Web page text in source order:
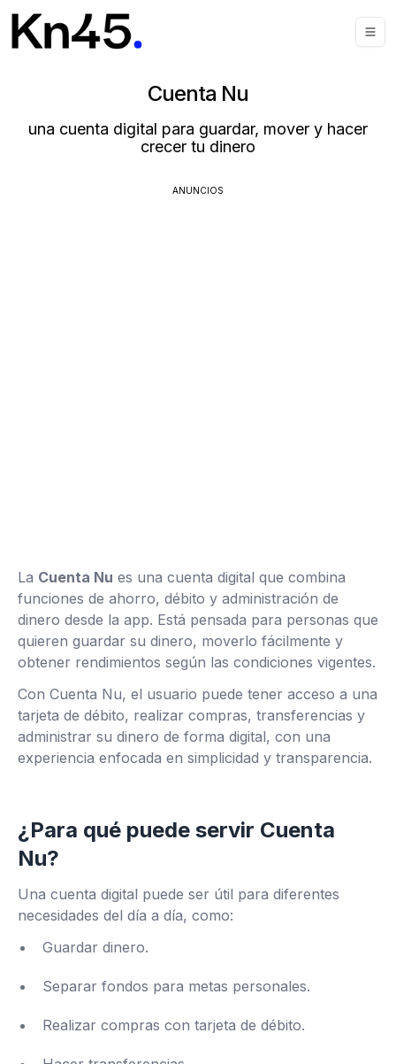
Cuenta Nu
una cuenta digital para guardar, mover y hacer
crecer tu dinero
ANUNCIOS
La Cuenta Nu es una cuenta digital que combina
funciones de ahorro, débito y administración de
dinero desde la app. Está pensada para personas que
quieren guardar su dinero, moverlo fácilmente y
obtener rendimientos según las condiciones vigentes.
Con Cuenta Nu, el usuario puede tener acceso a una
tarjeta de débito, realizar compras, transferencias y
administrar su dinero de forma digital, con una
experiencia enfocada en simplicidad y transparencia.
¿Para qué puede servir Cuenta
Nu?
Una cuenta digital puede ser útil para diferentes
necesidades del día a día, como:
Guardar dinero.
Separar fondos para metas personales.
Realizar compras con tarjeta de débito.